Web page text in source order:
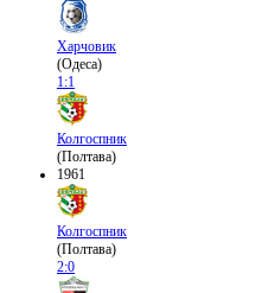
Харчовик
(Одеса)
1:1
Колгоспник
(Полтава)
1961
Колгоспник
(Полтава)
2:0